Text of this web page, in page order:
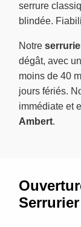
serrure
blindée.
Notre
dégât, avec
moins de 40
jours fériés.
immédiate et
Ambert.